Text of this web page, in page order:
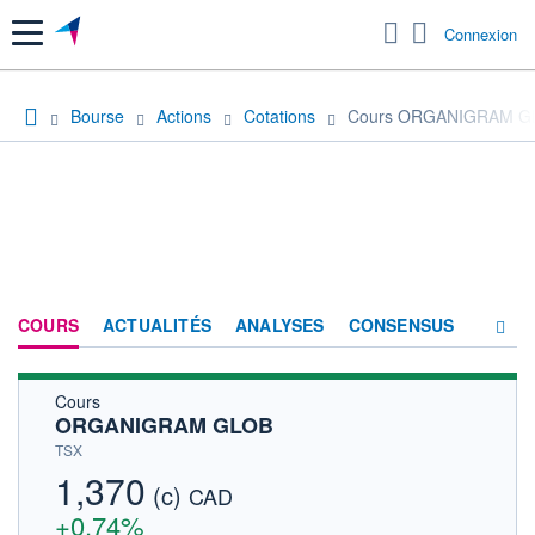
Menu Connexion
Bourse Actions Cotations Cours ORGANIGRAM
COURS ACTUALITÉS ANALYSES CONSENSUS
Cours
ORGANIGRAM GLOB
TSX
1,370 (c) CAD
+0,74%